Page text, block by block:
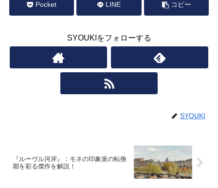
Pocket LINE コピー
SYOUKIをフォローする
SYOUKI
『ルーヴル河岸』：モネの印象派の転換
期を彩る傑作を解説！